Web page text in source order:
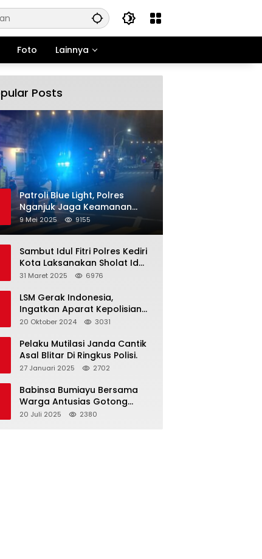
Foto Lainnya
Posts
Patroli Blue Light, Polres
Nganjuk Jaga Keamanan
Jelang Long Weekend
9 Mei 2025 9155
Sambut Idul Fitri Polres Kediri
Kota Laksanakan Sholat Id
dan Gelar Halalbihalal
31 Maret 2025 6976
LSM Gerak Indonesia,
Ingatkan Aparat Kepolisian
Polres Blitar Kota “Tri Brata
20 Oktober 2024 3031
Pelaku Mutilasi Janda Cantik
Asal Blitar Di Ringkus Polisi.
27 Januari 2025 2702
Babinsa Bumiayu Bersama
Warga Antusias Gotong
Royong Bersihkan Jalan
20 Juli 2025 2380